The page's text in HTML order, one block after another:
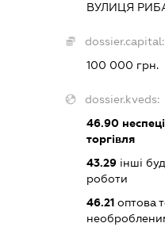
ВУЛИЦЯ
dossier.capital:
100 000 грн.
dossier.kveds:
46.90
торгівля
43.29інші
роботи
46.21оптова